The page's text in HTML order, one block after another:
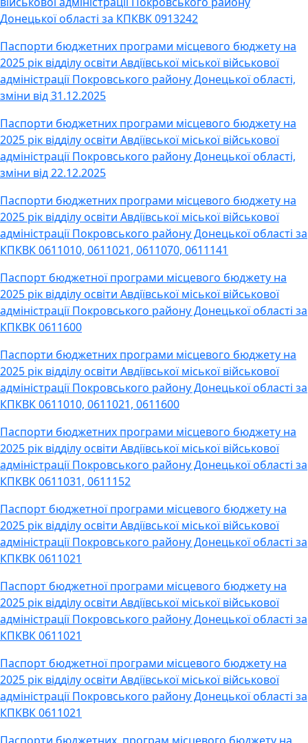
Донецької області за КПКВК 0913242
Паспорти бюджетних програми місцевого бюджету на
2025 рік відділу освіти Авдіївської міської військової
адміністрації Покровського району Донецької області,
зміни від 31.12.2025
Паспорти бюджетних програми місцевого бюджету на
2025 рік відділу освіти Авдіївської міської військової
адміністрації Покровського району Донецької області,
зміни від 22.12.2025
Паспорти бюджетних програми місцевого бюджету на
2025 рік відділу освіти Авдіївської міської військової
адміністрації Покровського району Донецької області за
КПКВК 0611010, 0611021, 0611070, 0611141
Паспорт бюджетної програми місцевого бюджету на
2025 рік відділу освіти Авдіївської міської військової
адміністрації Покровського району Донецької області за
КПКВК 0611600
Паспорти бюджетних програми місцевого бюджету на
2025 рік відділу освіти Авдіївської міської військової
адміністрації Покровського району Донецької області за
КПКВК 0611010, 0611021, 0611600
Паспорти бюджетних програми місцевого бюджету на
2025 рік відділу освіти Авдіївської міської військової
адміністрації Покровського району Донецької області за
КПКВК 0611031, 0611152
Паспорт бюджетної програми місцевого бюджету на
2025 рік відділу освіти Авдіївської міської військової
адміністрації Покровського району Донецької області за
КПКВК 0611021
Паспорт бюджетної програми місцевого бюджету на
2025 рік відділу освіти Авдіївської міської військової
адміністрації Покровського району Донецької області за
КПКВК 0611021
Паспорт бюджетної програми місцевого бюджету на
2025 рік відділу освіти Авдіївської міської військової
адміністрації Покровського району Донецької області за
КПКВК 0611021